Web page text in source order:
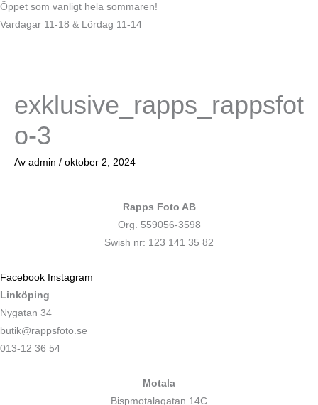
Öppet som vanligt hela sommaren!
Vardagar 11-18 & Lördag 11-14
exklusive_rapps_rappsfot
o-3
Av admin / oktober 2, 2024
Rapps Foto AB
Org. 559056-3598
Swish nr: 123 141 35 82
Facebook Instagram
Linköping
Nygatan 34
butik@rappsfoto.se
013-12 36 54
Motala
Bispmotalagatan 14C